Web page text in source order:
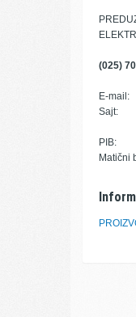
(025)
E-mail:
Sajt:
PIB:
Matični